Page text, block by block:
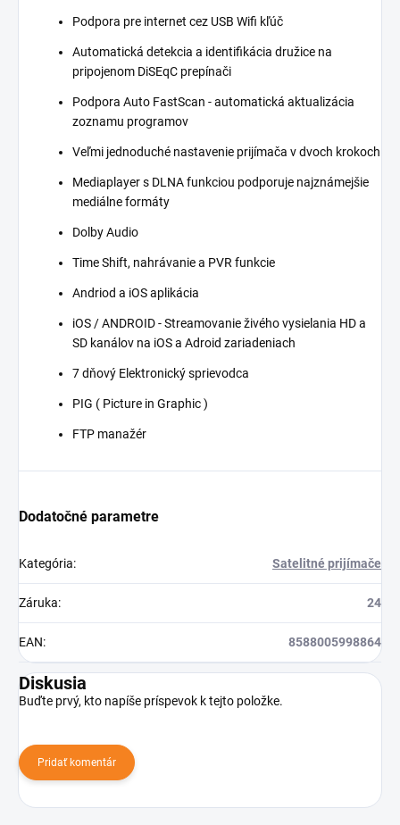
Podpora pre internet cez USB Wifi kľúč
Automatická detekcia a identifikácia družice na
pripojenom DiSEqC prepínači
Podpora Auto FastScan - automatická aktualizácia
zoznamu programov
Veľmi jednoduché nastavenie prijímača v dvoch krokoch
Mediaplayer s DLNA funkciou podporuje najznámejšie
mediálne formáty
Dolby Audio
Time Shift, nahrávanie a PVR funkcie
Andriod a iOS aplikácia
iOS / ANDROID - Streamovanie živého vysielania HD a
SD kanálov na iOS a Adroid zariadeniach
7 dňový Elektronický sprievodca
PIG ( Picture in Graphic )
FTP manažér
Dodatočné parametre
Kategória: Satelitné prijímače
Záruka: 24
EAN: 8588005998864
Diskusia
Buďte prvý, kto napíše príspevok k tejto položke.
Pridať komentár